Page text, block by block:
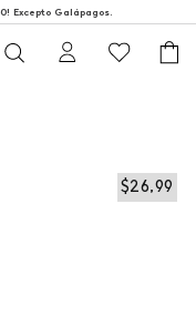
Excepto Galápagos.
$26,99